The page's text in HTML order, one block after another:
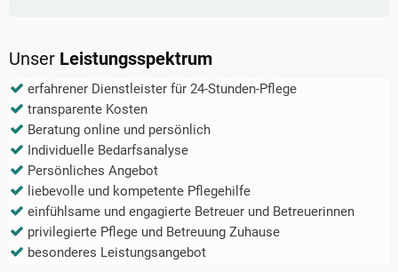
Unser Leistungsspektrum
erfahrener Dienstleister für 24-Stunden-Pflege
transparente Kosten
Beratung online und persönlich
Individuelle Bedarfsanalyse
Persönliches Angebot
liebevolle und kompetente Pflegehilfe
einfühlsame und engagierte Betreuer und Betreuerinnen
privilegierte Pflege und Betreuung Zuhause
besonderes Leistungsangebot